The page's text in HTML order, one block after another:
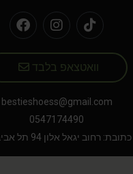
וואטצאפ בלבד
bestieshoess@gmail.com
0547174490
כתובת: רחוב יגאל אלון 94 תל אביב יפו